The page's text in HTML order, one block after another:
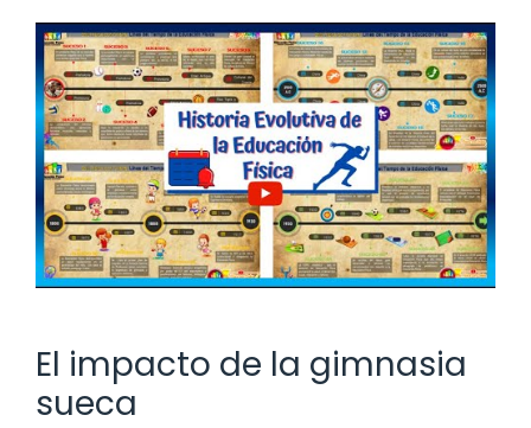
El impacto de la gimnasia
sueca